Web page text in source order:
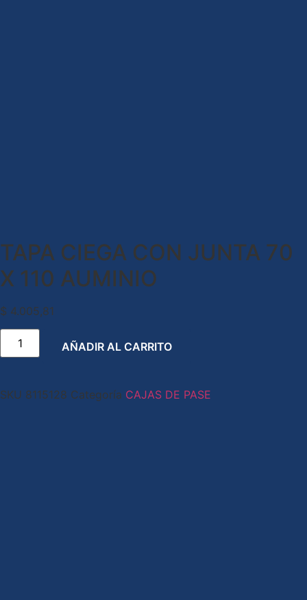
TAPA CIEGA CON JUNTA 70
X 110 AUMINIO
$ 4.005,81
AÑADIR AL CARRITO
SKU 8115128 Categoría CAJAS DE PASE